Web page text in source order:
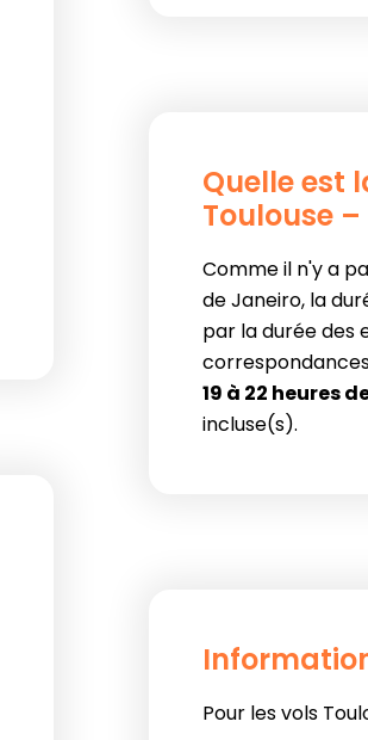
Quelle est
Toulouse
Comme il n'y a
de Janeiro, la
par la durée des
19 à 22 heures
incluse(s).
Pour les vols